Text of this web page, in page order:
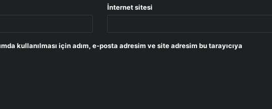
İnternet sitesi
kullanılması için adım, e-posta adresim ve site adresim bu tarayıcıya